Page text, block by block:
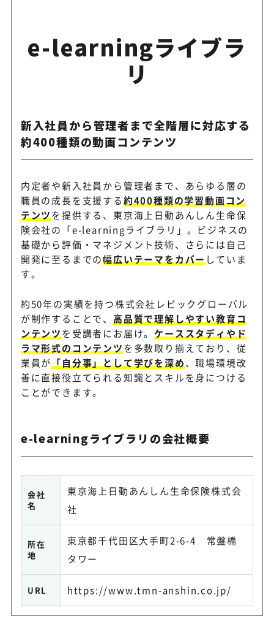
e-learningライブラ
リ
新入社員から管理者まで全階層に対応する
約400種類の動画コンテンツ
内定者や新入社員から管理者まで、あらゆる層の
職員の成長を支援する約400種類の学習動画コン
テンツを提供する、東京海上日動あんしん生命保
険会社の「e-learningライブラリ」。ビジネスの
基礎から評価・マネジメント技術、さらには自己
開発に至るまでの幅広いテーマをカバー していま
す。
約50年の実績を持つ株式会社レビックグローバル
が制作することで、 高品質で理解しやすい教育コ
ンテンツを受講者にお届け。ケーススタディやド
ラマ形式のコンテンツを多数取り揃えており、従
業員が 「自分事」として学びを深め、職場環境改
善に直接役立てられる知識とスキルを身につける
ことができます。
e-learningライブラリの会社概要
会社
名
東京海上日動あんしん生命保険株式会
社
所在
地
東京都千代田区大手町2-6-4 常盤橋
タワー
URL https://www.tmn-anshin.co.jp/